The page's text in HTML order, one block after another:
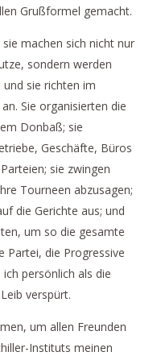
Grußformel gemacht.
machen sich nicht nur
sondern werden
sie richten im
Sie organisierten die
Donbaß; sie
Geschäfte, Büros
sie zwingen
Tourneen abzusagen;
die Gerichte aus; und
um so die gesamte
Partei, die Progressive
persönlich als die
verspürt.
um allen Freunden
Instituts meinen